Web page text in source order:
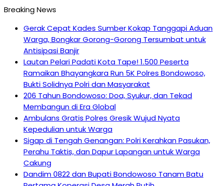
Breaking News
Gerak Cepat Kades Sumber Kokap Tanggapi Aduan
Warga, Bongkar Gorong-Gorong Tersumbat untuk
Antisipasi Banjir
Lautan Pelari Padati Kota Tape! 1.500 Peserta
Ramaikan Bhayangkara Run 5K Polres Bondowoso,
Bukti Solidnya Polri dan Masyarakat
206 Tahun Bondowoso: Doa, Syukur, dan Tekad
Membangun di Era Global
Ambulans Gratis Polres Gresik Wujud Nyata
Kepedulian untuk Warga
Sigap di Tengah Genangan: Polri Kerahkan Pasukan,
Perahu Taktis, dan Dapur Lapangan untuk Warga
Cakung
Dandim 0822 dan Bupati Bondowoso Tanam Batu